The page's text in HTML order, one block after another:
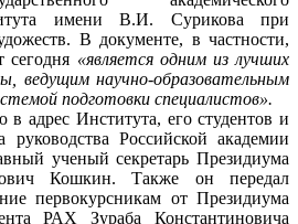
имени В.И. Сурикова при
В документе, в частности,
сегодня «является одним из лучших
ведущим научно-образовательным
подготовки специалистов».
адрес Института, его студентов и
руководства Российской академии
ученый секретарь Президиума
Кошкин. Также он передал
первокурсникам от Президиума
РАХ Зураба Константиновича